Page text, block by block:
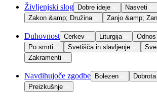
Življenjski slog Dobre ideje Nasveti
Zakon &amp; Družina
Zanjo &amp;
Duhovnost Cerkev Liturgija
Po smrti
Svetišča in slavljenje
Zakramenti
Navdihujoče zgodbe Bolezen Dobrota
Preizkušnje